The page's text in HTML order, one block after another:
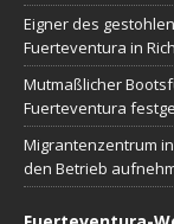
Eigner des
Fuerteventura in
Mutmaßlicher
Fuerteventura
Migrantenzentrum
den Betrieb